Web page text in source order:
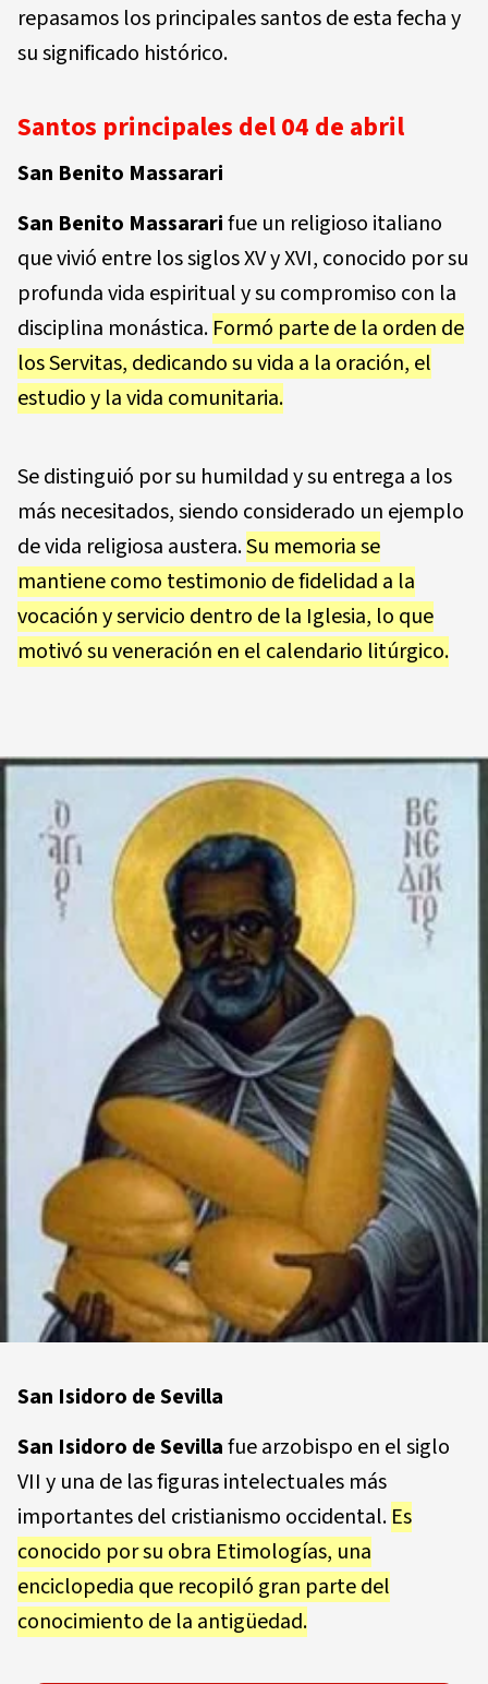
repasamos los principales santos de esta fecha y
su significado histórico.
Santos principales del 04 de abril
San Benito Massarari
San Benito Massararifue un religioso italiano
que vivió entre los siglos XV y XVI, conocido por su
profunda vida espiritual y su compromiso con la
disciplina monástica. Formó parte de la orden de
los Servitas, dedicando su vida a la oración, el
estudio y la vida comunitaria.
Se distinguió por su humildad y su entrega a los
más necesitados, siendo considerado un ejemplo
de vida religiosa austera.Su memoria se
mantiene como testimonio de fidelidad a la
vocación y servicio dentro de la Iglesia, lo que
motivó su veneración en el calendario litúrgico.
San Isidoro de Sevilla
San Isidoro de Sevillafue arzobispo en el siglo
VII y una de las figuras intelectuales más
importantes del cristianismo occidental. Es
conocido por su obra Etimologías, una
enciclopedia que recopiló gran parte del
conocimiento de la antigüedad.